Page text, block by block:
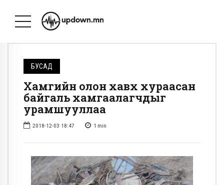
БУСАД
Хамгийн олон хавх хураасан
байгаль хамгаалагчдыг
урамшууллаа
2018-12-03 18:47 1 min